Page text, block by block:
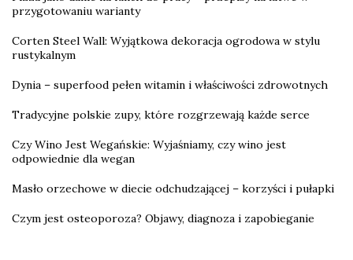
przygotowaniu warianty
Corten Steel Wall: Wyjątkowa dekoracja ogrodowa w stylu
rustykalnym
Dynia – superfood pełen witamin i właściwości zdrowotnych
Tradycyjne polskie zupy, które rozgrzewają każde serce
Czy Wino Jest Wegańskie: Wyjaśniamy, czy wino jest
odpowiednie dla wegan
Masło orzechowe w diecie odchudzającej – korzyści i pułapki
Czym jest osteoporoza? Objawy, diagnoza i zapobieganie